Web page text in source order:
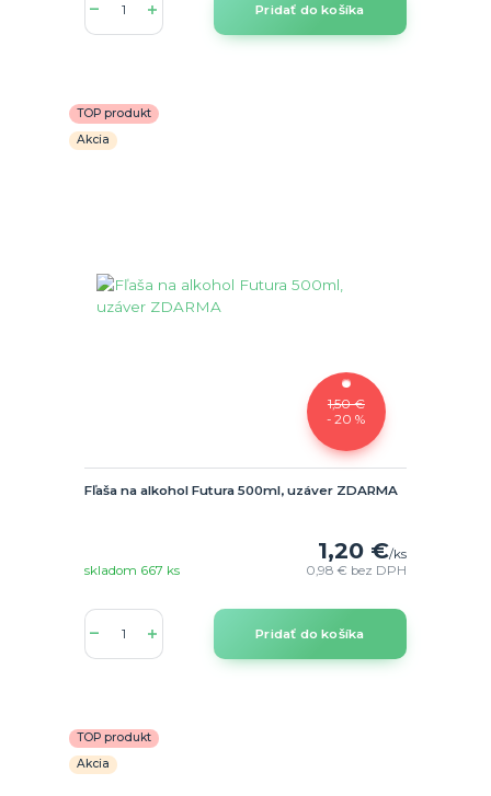
Pridať do košíka
TOP produkt
Akcia
1,50 €
- 20 %
Fľaša na alkohol Futura 500ml, uzáver ZDARMA
1,20 €/ks
0,98 € bez DPH
skladom 667 ks
Pridať do košíka
TOP produkt
Akcia